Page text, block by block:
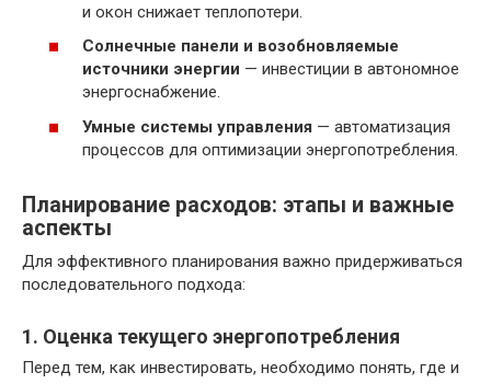
и окон снижает теплопотери.
Солнечные панели и возобновляемые
источники энергии — инвестиции в автономное
энергоснабжение.
Умные системы управления — автоматизация
процессов для оптимизации энергопотребления.
Планирование расходов: этапы и важные
аспекты
Для эффективного планирования важно придерживаться
последовательного подхода:
1. Оценка текущего энергопотребления
Перед тем, как инвестировать, необходимо понять, где и